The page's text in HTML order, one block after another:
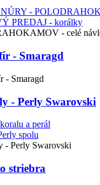
-
PREDAJ - korálky
- Smaragd
- Perly Swarovski
a perál
spolu
striebra